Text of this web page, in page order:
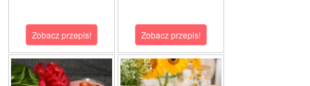
Zobacz przepis! Zobacz przepis!